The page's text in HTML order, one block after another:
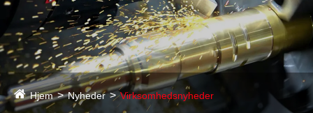
Hjem Nyheder Virksomhedsnyheder